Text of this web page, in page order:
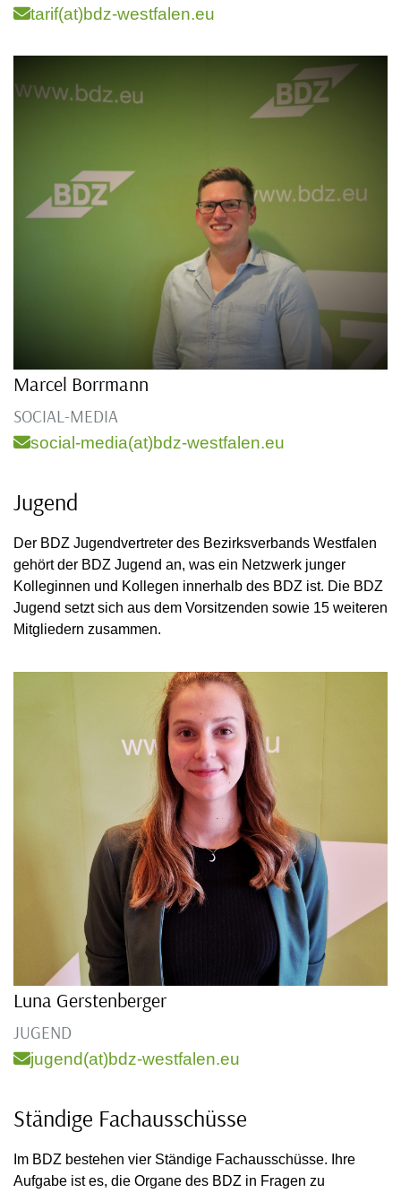
tarif(at)bdz-westfalen.eu
Marcel Borrmann
SOCIAL-MEDIA
social-media(at)bdz-westfalen.eu
Jugend
Der BDZ Jugendvertreter des Bezirksverbands Westfalen
gehört der BDZ Jugend an, was ein Netzwerk junger
Kolleginnen und Kollegen innerhalb des BDZ ist. Die BDZ
Jugend setzt sich aus dem Vorsitzenden sowie 15 weiteren
Mitgliedern zusammen.
Luna Gerstenberger
JUGEND
jugend(at)bdz-westfalen.eu
Ständige Fachausschüsse
Im BDZ bestehen vier Ständige Fachausschüsse. Ihre
Aufgabe ist es, die Organe des BDZ in Fragen zu